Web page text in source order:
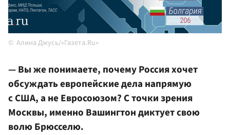
Алина Джусь/«Газета.Ru»
— Вы же понимаете, почему Россия хочет
обсуждать европейские дела напрямую
с США, а не Евросоюзом? С точки зрения
Москвы, именно Вашингтон диктует свою
волю Брюсселю.